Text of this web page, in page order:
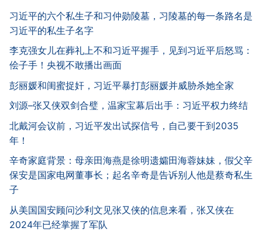
习近平的六个私生子和习仲勋陵墓，习陵墓的每一条路名是
习近平的私生子名字
李克强女儿在葬礼上不和习近平握手，见到习近平后怒骂：
侩子手！央视不敢播出画面
彭丽媛和闺蜜捉奸，习近平暴打彭丽媛并威胁杀她全家
刘源–张又侠双剑合璧，温家宝幕后出手：习近平权力终结
北戴河会议前，习近平发出试探信号，自己要干到2035
年！
辛奇家庭背景：母亲田海燕是徐明遗孀田海蓉妹妹，假父辛
保安是国家电网董事长；起名辛奇是告诉别人他是蔡奇私生
子
从美国国安顾问沙利文见张又侠的信息来看，张又侠在
2024年已经掌握了军队